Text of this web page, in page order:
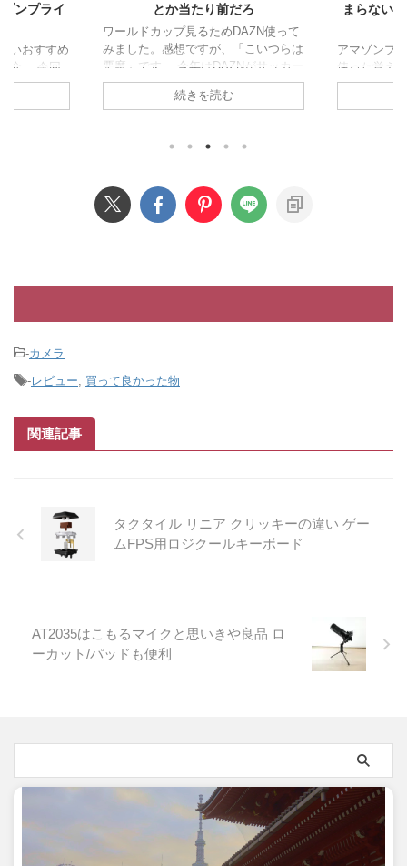
ろ
こいつらは
がサッカー
レビない層
まらない？【広告多すぎ】僕が使
わない理由
アマゾンプライムビデオってここ1年
使った覚えがない。無料で見れるのに
全然使ってないって人結構いるんじゃ
ないでしょうか。 今回は僕がアマプ
ます。 アマゾンプライムビデオを見
リ、Disneyなんかを色々回して使って
るんですが、アマプラは別のサブスク
契約してる時点でほぼ使いません。
続きを読む
ど
てる人。 今
由、Netflix
てなぜこの
-カメラ
-レビュー, 買って良かった物
関連記事
タクタイル リニア クリッキーの違い ゲー
ムFPS用ロジクールキーボード
AT2035はこもるマイクと思いきや良品 ロ
ーカット/パッドも便利